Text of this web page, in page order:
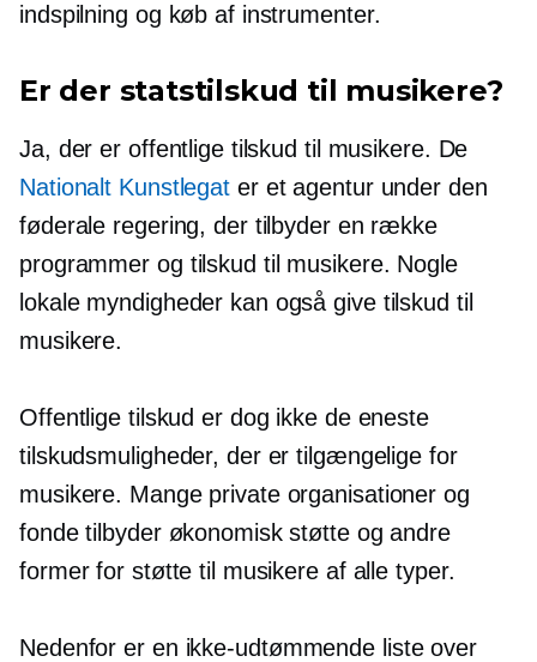
indspilning og køb af instrumenter.
Er der statstilskud til musikere?
Ja, der er offentlige tilskud til musikere. De
Nationalt Kunstlegat er et agentur under den
føderale regering, der tilbyder en række
programmer og tilskud til musikere. Nogle
lokale myndigheder kan også give tilskud til
musikere.
Offentlige tilskud er dog ikke de eneste
tilskudsmuligheder, der er tilgængelige for
musikere. Mange private organisationer og
fonde tilbyder økonomisk støtte og andre
former for støtte til musikere af alle typer.
Nedenfor er en ikke-udtømmende liste over